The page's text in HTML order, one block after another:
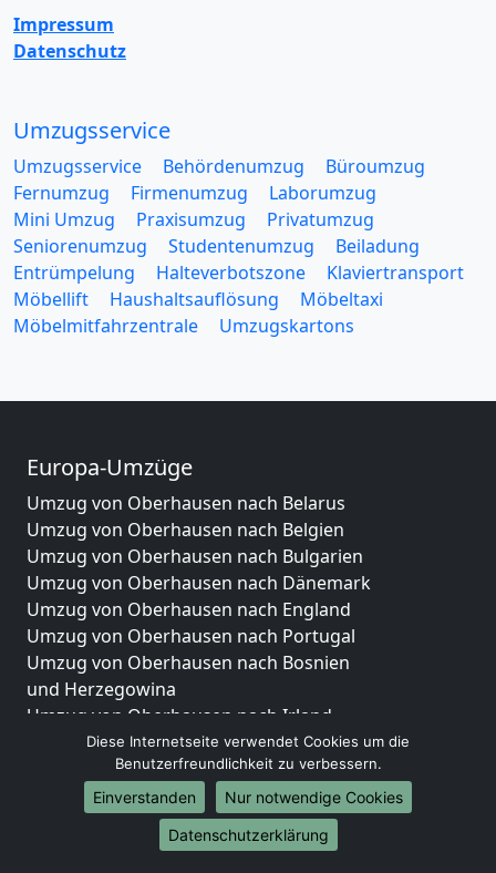
Impressum
Datenschutz
Umzugsservice
Umzugsservice Behördenumzug
Büroumzug
Fernumzug
Firmenumzug
Laborumzug
Mini Umzug
Praxisumzug
Privatumzug
Seniorenumzug
Studentenumzug
Beiladung
Entrümpelung
Halteverbotszone
Klaviertransport
Möbellift
Haushaltsauflösung
Möbeltaxi
Möbelmitfahrzentrale
Umzugskartons
Europa-Umzüge
Umzug von Oberhausen nach Belarus
Umzug von Oberhausen nach Belgien
Umzug von Oberhausen nach Bulgarien
Umzug von Oberhausen nach Dänemark
Umzug von Oberhausen nach England
Umzug von Oberhausen nach Portugal
Umzug von Oberhausen nach Bosnien
und Herzegowina
Umzug von Oberhausen nach Irland
Umzug von Oberhausen nach Lettland
Umzug von Oberhausen nach Zypern
Umzug von Oberhausen nach Kroatien
Umzug von Oberhausen nach Estland
Umzug von Oberhausen nach Finnland
Diese Internetseite verwendet Cookies um die
Benutzerfreundlichkeit zu verbessern.
Einverstanden
Nur notwendige Cookies
Datenschutzerklärung